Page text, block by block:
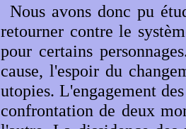
Nous avons donc pu
retourner contre le
pour certains
cause, l'espoir du
utopies. L'engagement
confrontation de deux